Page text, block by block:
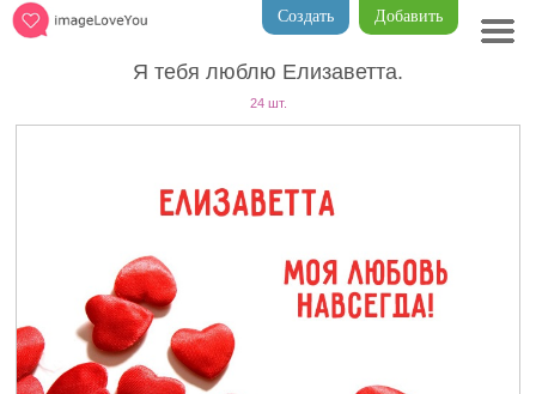
Добавить
Создать
Я тебя люблю Елизаветта.
24 шт.